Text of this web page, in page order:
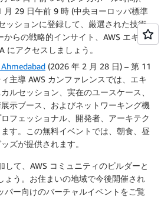
29 日午前 9 時 (中央ヨーロッパ標準
ッションに登録して、厳選された技術
からの戦略的インサイト、AWS エキス
にアクセスしましょう。
(2026 年 2 月 28 日) – 第 11
主導 AWS カンファレンスでは、エキ
ルセッション、実在のユースケース、
示ブース、およびネットワーキング機
フェッショナル、開発者、アーキテク
す。この無料イベントでは、朝食、昼
ズが提供されます。
して、AWS コミュニティのビルダーと
ょう。お住まいの地域で今後開催され
パー向けのバーチャルイベントをご覧